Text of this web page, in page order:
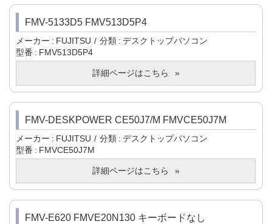
FMV-5133D5 FMV513D5P4
メーカー FUJITSU 分類
デスクトップパソコン
型番
FMV513D5P4
詳細ページはこちら
FMV-DESKPOWER CE50J7/M FMVCE50J7M
メーカー FUJITSU 分類
デスクトップパソコン
型番
FMVCE50J7M
詳細ページはこちら
FMV-E620 FMVE20N130 キーボードなし